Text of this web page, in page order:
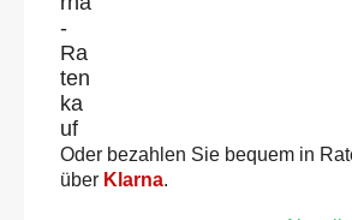
Oder bezahlen Sie bequem in
über Klarna.